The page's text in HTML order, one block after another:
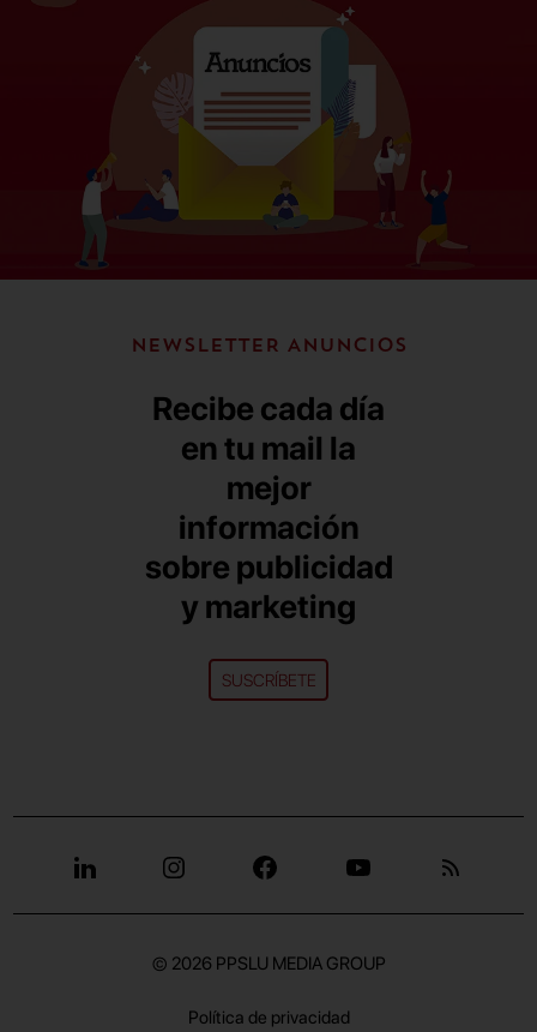
NEWSLETTER ANUNCIOS
Recibe cada día
en tu mail la
mejor
información
sobre publicidad
y marketing
SUSCRÍBETE
© 2026 PPSLU MEDIA GROUP
Política de privacidad